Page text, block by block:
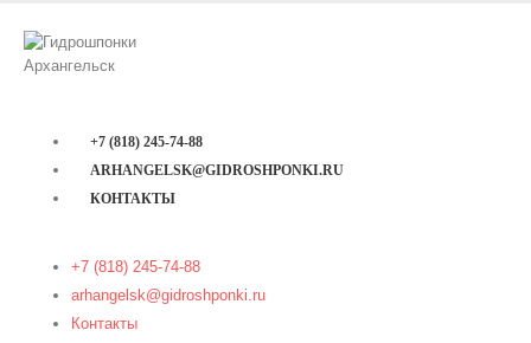
+7 (818) 245-74-88
ARHANGELSK@GIDROSHPONKI.RU
КОНТАКТЫ
+7 (818) 245-74-88
arhangelsk@gidroshponki.ru
Контакты